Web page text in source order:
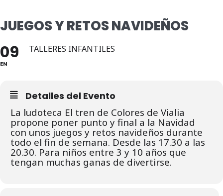
JUEGOS Y RETOS NAVIDEÑOS
09
EN
TALLERES INFANTILES
Detalles del Evento
La ludoteca El tren de Colores de Vialia
propone poner punto y final a la Navidad
con unos juegos y retos navideños durante
todo el fin de semana. Desde las 17.30 a las
20.30. Para niños entre 3 y 10 años que
tengan muchas ganas de divertirse.